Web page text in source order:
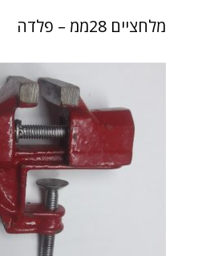
מלחציים 28ממ – פלדה